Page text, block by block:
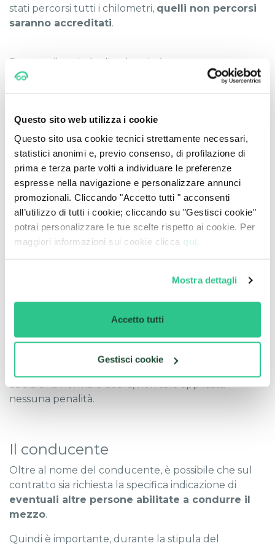
Questo sito web utilizza i cookie
Questo sito usa cookie tecnici strettamente necessari,
statistici anonimi e, previo consenso, di profilazione di
prima e terza parte volti a individuare le preferenze
espresse nella navigazione e personalizzare annunci
promozionali. Cliccando "Accetto tutti " acconsenti
all’utilizzo di tutti i cookie; cliccando su "Gestisci cookie"
potrai personalizzare le tue scelte rispetto ai cookie. Per
maggiori informazioni sui cookie clicca qui.
Mostra dettagli
Accetto tutti
Gestisci cookie
stati percorsi tutti i chilometri, quelli non percorsi
saranno accreditati.
Durante il periodo di noleggio è comunque
possibile
. Se si stima
mensile. Per saperne di più sui km percorribili con
un'auto a Noleggio a Lungo Termine, leggi anche
"Quanti Km posso fare con un’auto a Noleggio a
Lungo Termine?".
Condizioni dell'auto e restituzione
Terminato il Noleggio l'auto viene restituita e sarà
Ovviamente nessuno pretenderà la restituzione del
nelle stesse condizioni dell'avvio del contratto.
essere addebitati al conducente.
abbia una normale usura, non sarà applicata
nessuna penalità.
Il conducente
Oltre al nome del conducente, è possibile che sul
contratto sia richiesta la specifica indicazione di
eventuali altre persone abilitate a condurre il
mezzo.
Quindi è importante, durante la stipula del